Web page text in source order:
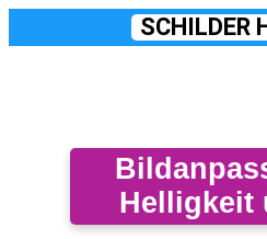
SCHILDER
Helligkeit